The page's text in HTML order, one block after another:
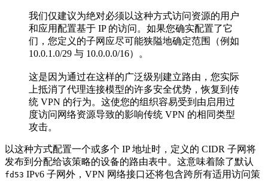
我们仅建议为绝对必须以这种方式访问资源的用户
和应用配置基于 IP 的访问。如果您确实配置了它
们，您定义的子网应尽可能狭隘地确定范围（例如
10.0.1.0/29 与 10.0.0.0/16）。
这是因为通过在这样的广泛级别建立路由，您实际
上抵消了代理连接模型的许多安全优势，恢复到传
统 VPN 的行为。这使您的组织容易受到由启用过
度访问网络资源导致的影响传统 VPN 的相同类型
攻击。
以这种方式配置一个或多个 IP 地址时，定义的 CIDR 子网将
发布到分配给该策略的设备的路由表中。这意味着除了默认
fd53 IPv6 子网外，VPN 网络接口还将包含跨所有适用访问策